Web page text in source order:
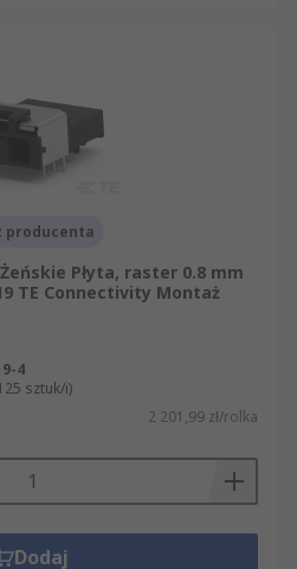
producenta
Płyta, raster 0.8 mm
TE Connectivity Montaż
4
sztuk/i)
2 201,99 zł/rolka
Dodaj